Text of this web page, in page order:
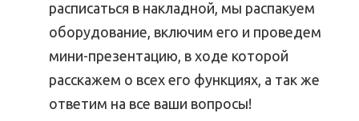
расписаться в накладной, мы распакуем
оборудование, включим его и проведем
мини-презентацию, в ходе которой
расскажем о всех его функциях, а так же
ответим на все ваши вопросы!